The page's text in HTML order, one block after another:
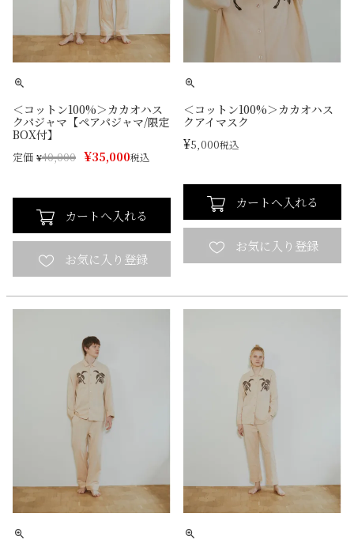
＜コットン100%＞カカオハス
クパジャマ【ペアパジャマ/限定
BOX付】
定価 ¥40,000 ¥35,000税込
カートへ入れる
＜コットン100%＞カカオハス
クアイマスク
¥5,000税込
カートへ入れる